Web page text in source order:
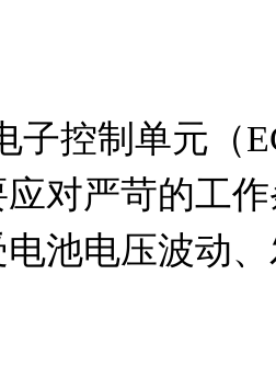
对严苛的工
池电压波动